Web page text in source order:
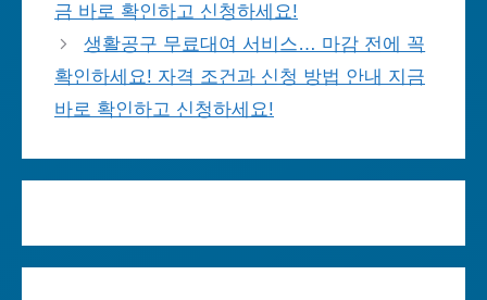
금 바로 확인하고 신청하세요!
생활공구 무료대여 서비스… 마감 전에 꼭
확인하세요! 자격 조건과 신청 방법 안내 지금
바로 확인하고 신청하세요!